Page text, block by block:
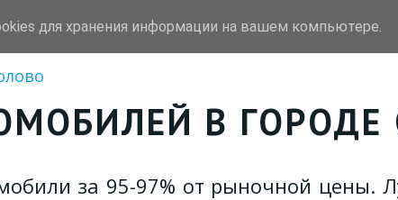
Выкуп битых авто Марки
В ГОРОДЕ
за 95-97% от рыночной цены.
для хранения информации на вашем компьютере.